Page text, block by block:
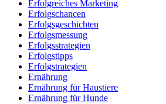
Erfolgreiches Marketing
Erfolgschancen
Erfolgsgeschichten
Erfolgsmessung
Erfolgsstrategien
Erfolgstipps
Erfolgstrategien
Ernährung
Ernährung für Haustiere
Ernährung für Hunde